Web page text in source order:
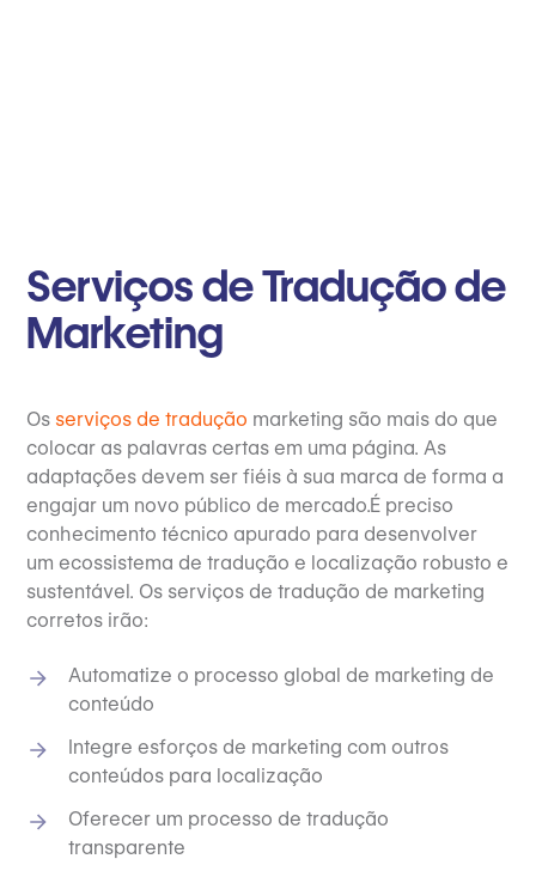
Serviços de Tradução de
Marketing
Os serviços de tradução marketing são mais do que
colocar as palavras certas em uma página. As
adaptações devem ser fiéis à sua marca de forma a
engajar um novo público de mercado.É preciso
conhecimento técnico apurado para desenvolver
um ecossistema de tradução e localização robusto e
sustentável. Os serviços de tradução de marketing
corretos irão:
Automatize o processo global de marketing de
conteúdo
Integre esforços de marketing com outros
conteúdos para localização
Oferecer um processo de tradução
transparente